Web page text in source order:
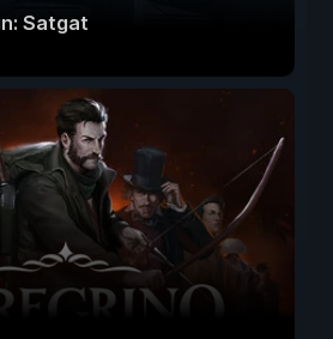
Satgat